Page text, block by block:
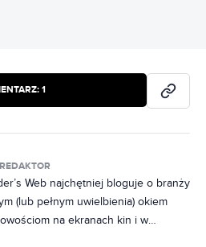
1
REDAKTOR
Web najchętniej bloguje o branży
(lub pełnym uwielbienia) okiem
na ekranach kin i w